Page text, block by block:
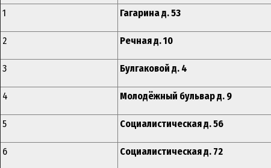
1 Гагарина д. 53
2 Речная д. 10
3 Булгаковой д. 4
4 Молодёжный бульвар д. 9
5 Социалистическая д. 56
6 Социалистическая д. 72